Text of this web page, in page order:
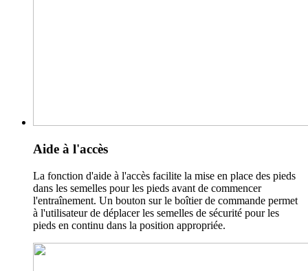
Aide à l'accès
La fonction d'aide à l'accès facilite la mise en place des pieds
dans les semelles pour les pieds avant de commencer
l'entraînement. Un bouton sur le boîtier de commande permet
à l'utilisateur de déplacer les semelles de sécurité pour les
pieds en continu dans la position appropriée.